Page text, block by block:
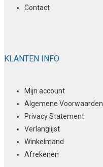
Contact
KLANTEN INFO
Mijn account
Algemene Voorwaarden
Privacy Statement
Verlanglijst
Winkelmand
Afrekenen